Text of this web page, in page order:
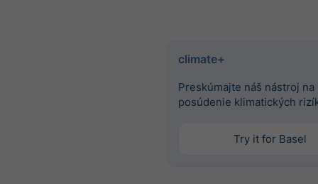
climate+
Preskúmajte náš nástroj na
posúdenie klimatických
Try it for Basel